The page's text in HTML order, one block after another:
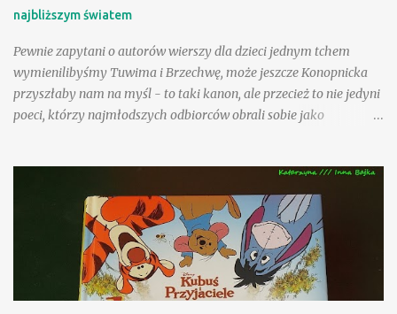
najbliższym światem
Pewnie zapytani o autorów wierszy dla dzieci jednym tchem
wymienilibyśmy Tuwima i Brzechwę, może jeszcze Konopnicka
przyszłaby nam na myśl - to taki kanon, ale przecież to nie jedyni
poeci, którzy najmłodszych odbiorców obrali sobie jako
Juliana Tuwima, po pozycjach zawierających teksty Wandy
Chotomskiej i Ludwika Jerzego Kerna, mamy teraz okazję
rozczytać się w wierszach i prozie Danuty Wawiłow. Zdarzyło się
nam już na tej stronie polecać wiersze poetki inspirowane
folklorem angielskim , pisałam także o sympatycznej lekturze
sennym marzeniom poświęconej ilustrowanej przez Jolę Richter-
Magnuszewską , zatem sięgnięcie po tom "Danuta Wawiłow